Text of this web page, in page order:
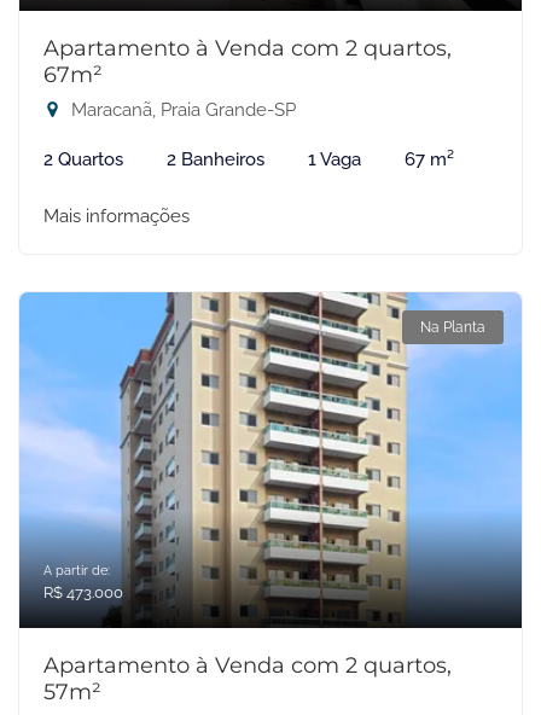
Apartamento à Venda com 2 quartos,
67m²
Maracanã, Praia Grande-SP
2 Quartos 2 Banheiros 1 Vaga 67 m²
Mais informações
Na Planta
A partir de:
R$ 473.000
Apartamento à Venda com 2 quartos,
57m²